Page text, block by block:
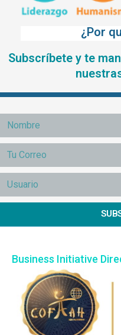
¿Por
Subscríbete y te
Business Initiative